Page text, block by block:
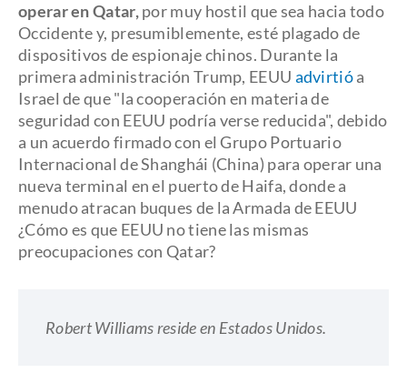
operar en Qatar,por muy hostil que sea hacia todo
Occidente y, presumiblemente, esté plagado de
dispositivos de espionaje chinos. Durante la
primera administración Trump, EEUU advirtióa
Israel de que "la cooperación en materia de
seguridad con EEUU podría verse reducida", debido
a un acuerdo firmado con el Grupo Portuario
Internacional de Shanghái (China) para operar una
nueva terminal en el puerto de Haifa, donde a
menudo atracan buques de la Armada de EEUU
¿Cómo es que EEUU no tiene las mismas
preocupaciones con Qatar?
Robert Williams reside en Estados Unidos.